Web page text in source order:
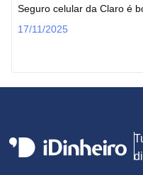
Seguro celular da Claro é
17/11/2025